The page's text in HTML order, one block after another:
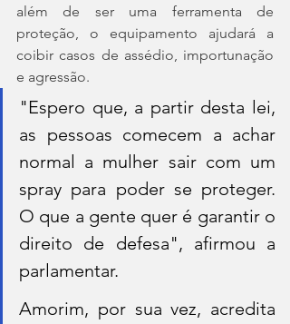
além de ser uma ferramenta de
proteção, o equipamento ajudará a
coibir casos de assédio, importunação
e agressão.
"Espero que, a partir desta lei,
as pessoas comecem a achar
normal a mulher sair com um
spray para poder se proteger.
O que a gente quer é garantir o
direito de defesa", afirmou a
parlamentar.
Amorim, por sua vez, acredita